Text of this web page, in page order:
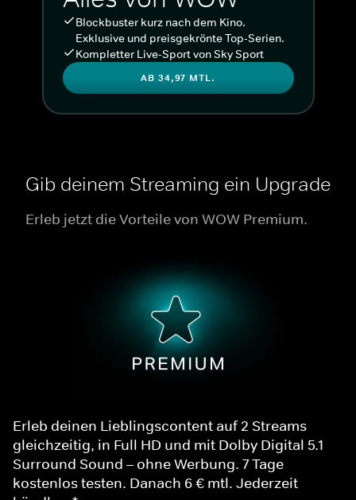
Blockbuster kurz nach dem Kino.
Exklusive und preisgekrönte Top-Serien.
Kompletter Live-Sport von Sky Sport
AB 34,97 MTL.
Gib deinem Streaming ein Upgrade
Erleb jetzt die Vorteile von WOW Premium.
Erleb deinen Lieblingscontent auf 2 Streams
gleichzeitig, in Full HD und mit Dolby Digital 5.1
Surround Sound – ohne Werbung. 7 Tage
kostenlos testen. Danach 6 € mtl. Jederzeit